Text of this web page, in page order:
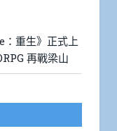
：重生》正式上
再戰梁山